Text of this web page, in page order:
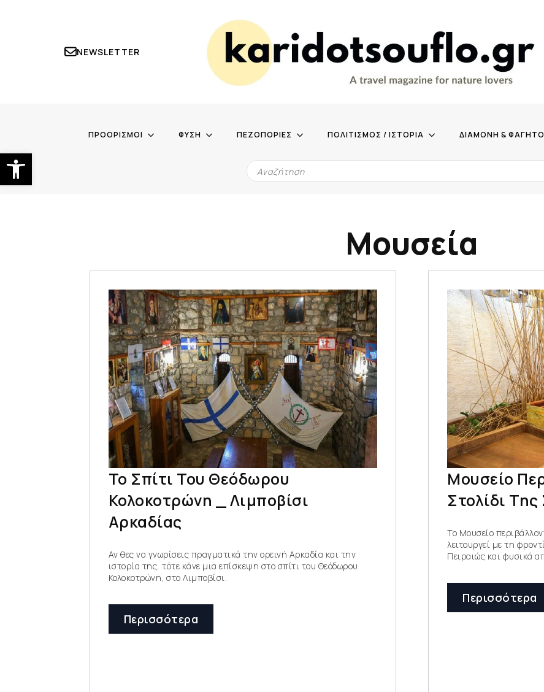
Ανοίξτε τη γραμμή εργαλείων
NEWSLETTER
ΠΡΟΟΡΙΣΜΟΙ ΦΥΣΗ ΠΕΖΟΠΟΡΙΕΣ ΠΟΛΙΤΙΣΜΟΣ / ΙΣΤΟΡΙΑ ΔΙΑΜΟΝΗ & ΦΑΓΗΤΟ
Μουσεία
Το Σπίτι Του Θεόδωρου
Κολοκοτρώνη _ Λιμποβίσι
Αρκαδίας
Αν θες να γνωρίσεις πραγματικά την ορεινή Αρκαδία και την
ιστορία της, τότε κάνε μια επίσκεψη στο σπίτι του Θεόδωρου
Κολοκοτρώνη, στο Λιμποβίσι.
Περισσότερα
Μουσείο
Στολίδι
Το Μουσείο
λειτουργεί με τη
Πειραιώς και φυσικά
Περισσότερα